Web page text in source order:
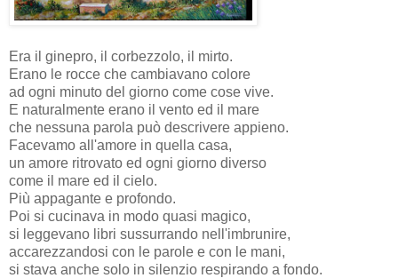
Era il ginepro, il corbezzolo, il mirto.
Erano le rocce che cambiavano colore
ad ogni minuto del giorno come cose vive.
E naturalmente erano il vento ed il mare
che nessuna parola può descrivere appieno.
Facevamo all'amore in quella casa,
un amore ritrovato ed ogni giorno diverso
come il mare ed il cielo.
Più appagante e profondo.
Poi si cucinava in modo quasi magico,
si leggevano libri sussurrando nell'imbrunire,
accarezzandosi con le parole e con le mani,
si stava anche solo in silenzio respirando a fondo.